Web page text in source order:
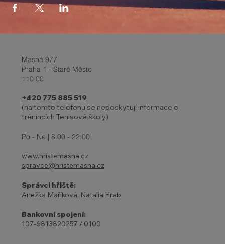
Masná 977
Praha 1 - Staré Město
110 00
+420 775 885 519
(na tomto telefonu se neposkytují informace o
trénincích Tenisové školy)
Po - Ne | 8:00 - 22:00
www.hristemasna.cz
spravce@hristemasna.cz
Správci hřiště:
Anežka Maříková, Natalia Hrab
Bankovní spojení:
107-6813820257 / 0100